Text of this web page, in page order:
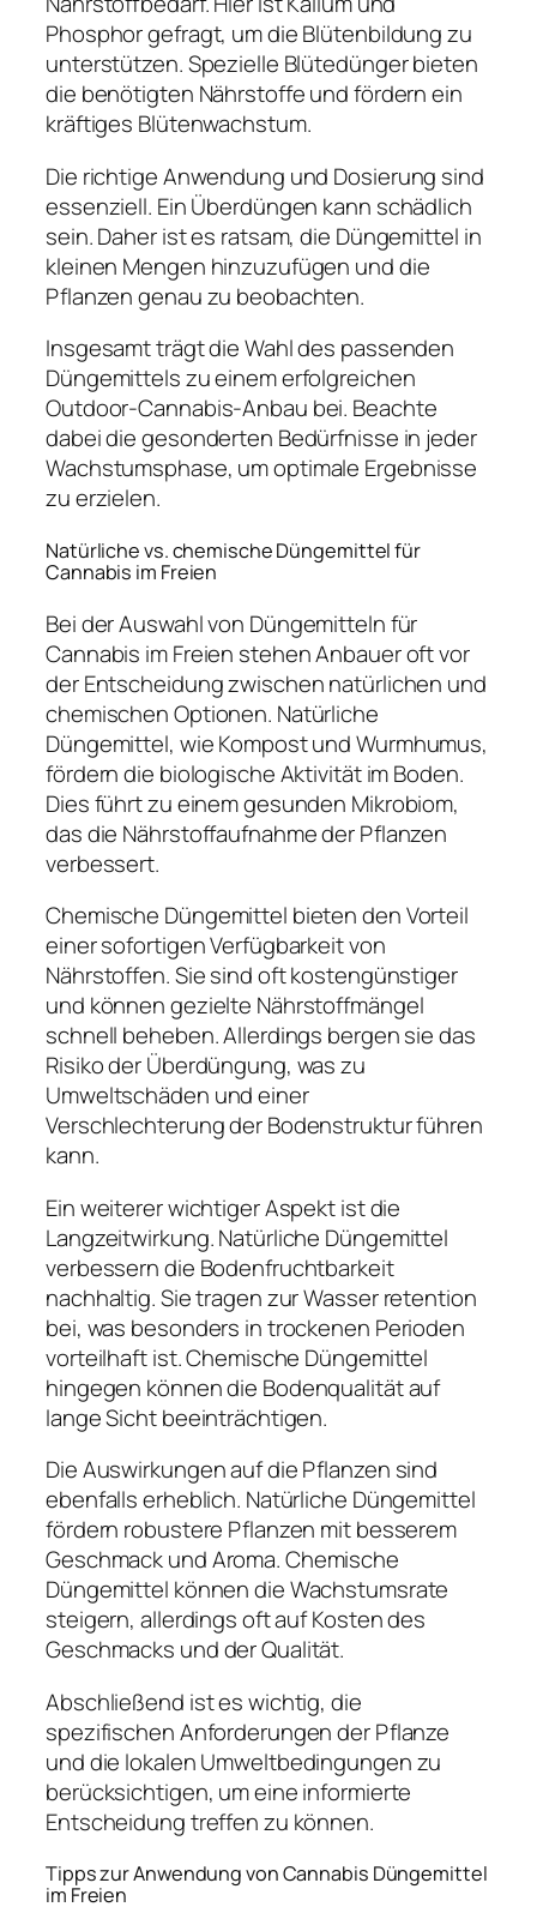
Phosphor gefragt, um die Blütenbildung zu
unterstützen. Spezielle Blütedünger bieten
die benötigten Nährstoffe und fördern ein
kräftiges Blütenwachstum.
Die richtige Anwendung und Dosierung sind
essenziell. Ein Überdüngen kann schädlich
sein. Daher ist es ratsam, die Düngemittel in
kleinen Mengen hinzuzufügen und die
Pflanzen genau zu beobachten.
Insgesamt trägt die Wahl des passenden
Düngemittels zu einem erfolgreichen
Outdoor-Cannabis-Anbau bei. Beachte
dabei die gesonderten Bedürfnisse in jeder
Wachstumsphase, um optimale Ergebnisse
zu erzielen.
Natürliche vs. chemische Düngemittel für
Cannabis im Freien
Bei der Auswahl von Düngemitteln für
Cannabis im Freien stehen Anbauer oft vor
der Entscheidung zwischen natürlichen und
chemischen Optionen. Natürliche
Düngemittel, wie Kompost und Wurmhumus,
fördern die biologische Aktivität im Boden.
Dies führt zu einem gesunden Mikrobiom,
das die Nährstoffaufnahme der Pflanzen
verbessert.
Chemische Düngemittel bieten den Vorteil
einer sofortigen Verfügbarkeit von
Nährstoffen. Sie sind oft kostengünstiger
und können gezielte Nährstoffmängel
schnell beheben. Allerdings bergen sie das
Risiko der Überdüngung, was zu
Umweltschäden und einer
Verschlechterung der Bodenstruktur führen
kann.
Ein weiterer wichtiger Aspekt ist die
Langzeitwirkung. Natürliche Düngemittel
verbessern die Bodenfruchtbarkeit
nachhaltig. Sie tragen zur Wasser retention
bei, was besonders in trockenen Perioden
vorteilhaft ist. Chemische Düngemittel
hingegen können die Bodenqualität auf
lange Sicht beeinträchtigen.
Die Auswirkungen auf die Pflanzen sind
ebenfalls erheblich. Natürliche Düngemittel
fördern robustere Pflanzen mit besserem
Geschmack und Aroma. Chemische
Düngemittel können die Wachstumsrate
steigern, allerdings oft auf Kosten des
Geschmacks und der Qualität.
Abschließend ist es wichtig, die
spezifischen Anforderungen der Pflanze
und die lokalen Umweltbedingungen zu
berücksichtigen, um eine informierte
Entscheidung treffen zu können.
Tipps zur Anwendung von Cannabis Düngemittel
im Freien